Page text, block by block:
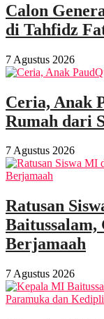
Calon
di Tahfidz
7 Agustus 2026
Ceria, Anak
Rumah dari
7 Agustus 2026
Ratusan
Baitussalam,
Berjamaah
7 Agustus 2026